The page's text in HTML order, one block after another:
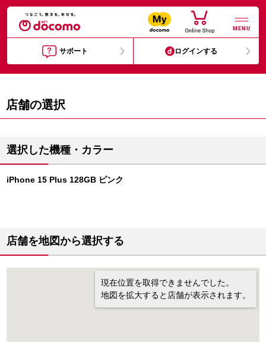
MENU
サポート ログインする
店舗の選択
選択した機種・カラー
iPhone 15 Plus 128GB ピンク
店舗を地図から選択する
現在位置を取得できませんでした。
地図を拡大すると店舗が表示されます。